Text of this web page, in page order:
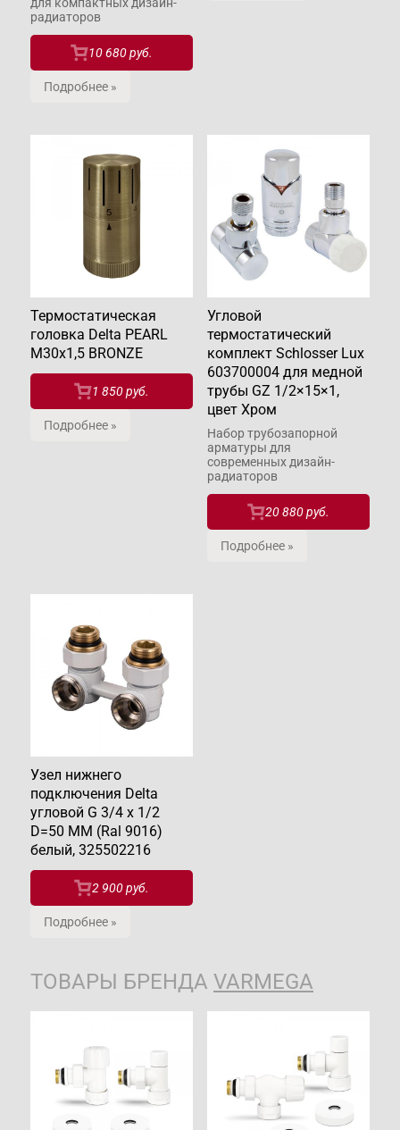
радиаторов
10 680 руб.
Подробнее »
Термостатическая
головка Delta PEARL
M30x1,5 BRONZE
1 850 руб.
Подробнее »
Угловой
термостатический
комплект Schlosser Lux
603700004 для медной
трубы GZ 1/2×15×1,
цвет Хром
Набор трубозапорной
арматуры для
современных дизайн-
радиаторов
20 880 руб.
Подробнее »
Узел нижнего
подключения Delta
угловой G 3/4 x 1/2
D=50 MM (Ral 9016)
белый, 325502216
2 900 руб.
Подробнее »
ТОВАРЫ БРЕНДА VARMEGA